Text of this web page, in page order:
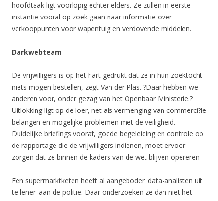
hoofdtaak ligt voorlopig echter elders. Ze zullen in eerste
instantie vooral op zoek gaan naar informatie over
verkooppunten voor wapentuig en verdovende middelen.
Darkwebteam
De vrijwilligers is op het hart gedrukt dat ze in hun zoektocht
niets mogen bestellen, zegt Van der Plas. ?Daar hebben we
anderen voor, onder gezag van het Openbaar Ministerie.?
Uitlokking ligt op de loer, net als vermenging van commerci?le
belangen en mogelijke problemen met de veiligheid.
Duidelijke briefings vooraf, goede begeleiding en controle op
de rapportage die de vrijwilligers indienen, moet ervoor
zorgen dat ze binnen de kaders van de wet blijven opereren.
Een supermarktketen heeft al aangeboden data-analisten uit
te lenen aan de politie. Daar onderzoeken ze dan niet het